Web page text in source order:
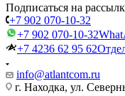
Подписаться на
+7 902 070-10-32
+7 902 070-10-32
+7 4236 62 95 62
info@atlantcom.ru
г. Находка, ул.